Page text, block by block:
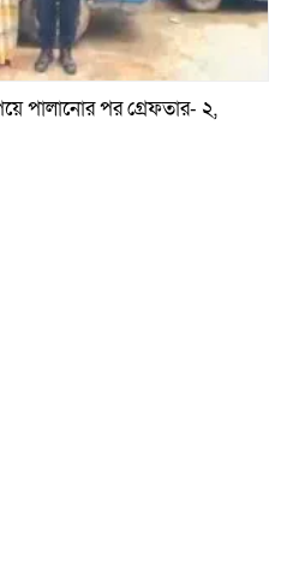
পালানোর পর গ্রেফতার- ২,